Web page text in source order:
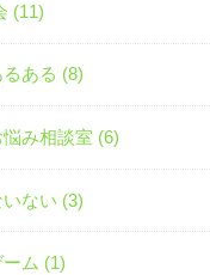
(11)
ある (8)
み相談室 (6)
ない (3)
ム (1)